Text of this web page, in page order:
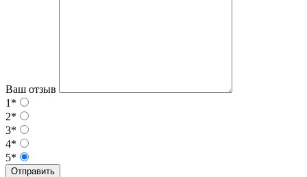
Ваш отзыв
1*
2*
3*
4*
5*
Отправить